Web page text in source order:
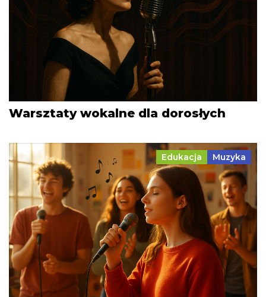
Warsztaty wokalne dla dorosłych
Edukacja Muzyka